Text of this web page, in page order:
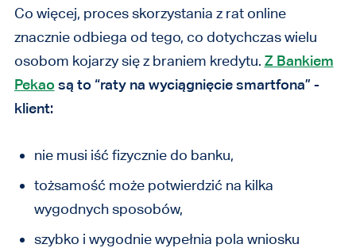
Co więcej, proces skorzystania z rat online
znacznie odbiega od tego, co dotychczas wielu
osobom kojarzy się z braniem kredytu. Z Bankiem
Pekao są to “raty na wyciągnięcie smartfona” -
klient:
nie musi iść fizycznie do banku,
tożsamość może potwierdzić na kilka
wygodnych sposobów,
szybko i wygodnie wypełnia pola wniosku